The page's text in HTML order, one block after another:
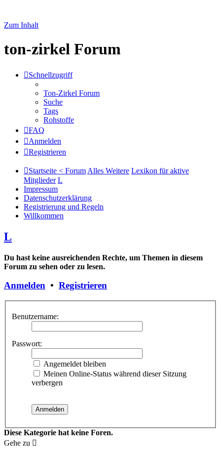
Zum Inhalt
ton-zirkel Forum
Schnellzugriff
Ton-Zirkel Forum
Suche
Tags
Rohstoffe
FAQ
Anmelden
Registrieren
Startseite < Forum Alles Weitere Lexikon für aktive
Mitglieder L
Impressum
Datenschutzerklärung
Registrierung und Regeln
Willkommen
L
Du hast keine ausreichenden Rechte, um Themen in diesem
Forum zu sehen oder zu lesen.
Anmelden • Registrieren
Benutzername:
Passwort:
Angemeldet bleiben
Meinen Online-Status während dieser Sitzung
verbergen
Diese Kategorie hat keine Foren.
Gehe zu